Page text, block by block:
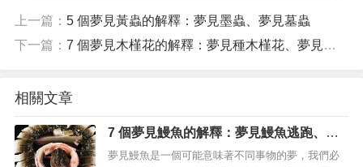
上一篇： 5 個夢見黃蟲的解釋：夢見墨蟲、夢見墓蟲
下一篇： 7 個夢見木槿花的解釋：夢見種木槿花、夢見木槿花盛開
相關文章
7 個夢見鰻魚的解釋：夢見鰻魚逃跑、夢
見白鰻魚
夢見鰻魚是一個可能意味著不同事物的夢，我們必